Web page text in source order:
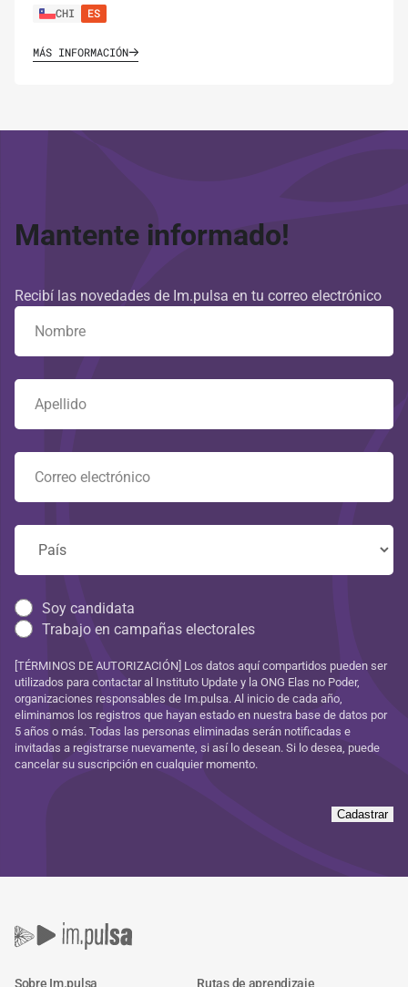
CHI ES
MÁS INFORMACIÓN
Mantente informado!
Recibí las novedades de Im.pulsa en tu correo electrónico
Soy candidata
Trabajo en campañas electorales
[TÉRMINOS DE AUTORIZACIÓN] Los datos aquí compartidos pueden ser
utilizados para contactar al Instituto Update y la ONG Elas no Poder,
organizaciones responsables de Im.pulsa. Al inicio de cada año,
eliminamos los registros que hayan estado en nuestra base de datos por
5 años o más. Todas las personas eliminadas serán notificadas e
invitadas a registrarse nuevamente, si así lo desean. Si lo desea, puede
cancelar su suscripción en cualquier momento.
Cadastrar
Sobre Im.pulsa Rutas de aprendizaje